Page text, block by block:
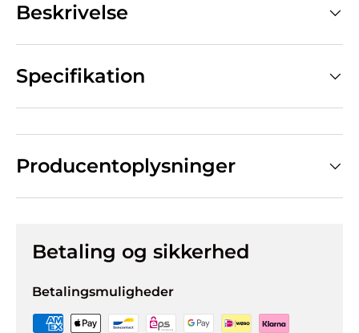
Beskrivelse
Specifikation
Producentoplysninger
Betaling og sikkerhed
Betalingsmuligheder